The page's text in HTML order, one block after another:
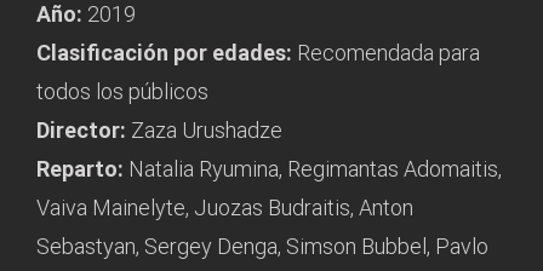
Año: 2019
Clasificación por edades: Recomendada para
todos los públicos
Director: Zaza Urushadze
Reparto: Natalia Ryumina, Regimantas Adomaitis,
Vaiva Mainelyte, Juozas Budraitis, Anton
Sebastyan, Sergey Denga, Simson Bubbel, Pavlo